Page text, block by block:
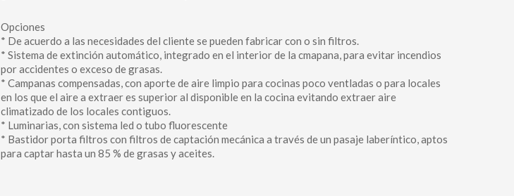
Opciones
* De acuerdo a las necesidades del cliente se pueden fabricar con o sin filtros.
* Sistema de extinción automático, integrado en el interior de la cmapana, para evitar incendios
por accidentes o exceso de grasas.
* Campanas compensadas, con aporte de aire limpio para cocinas poco ventladas o para locales
en los que el aire a extraer es superior al disponible en la cocina evitando extraer aire
climatizado de los locales contiguos.
* Luminarias, con sistema led o tubo fluorescente
* Bastidor porta filtros con filtros de captación mecánica a través de un pasaje laberíntico, aptos
para captar hasta un 85 % de grasas y aceites.